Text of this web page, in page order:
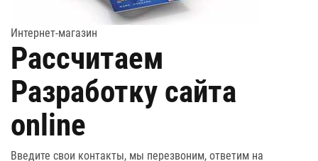
Интернет-магазин
Рассчитаем
Разработку сайта
online
Введите свои контакты, мы перезвоним, ответим на